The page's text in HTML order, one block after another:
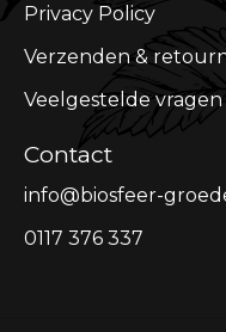
Privacy Policy
Verzenden &
Veelgestelde vragen
Contact
info@biosfeer-
0117 376 337